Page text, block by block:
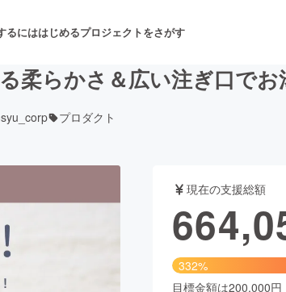
るにははじめるプロジェクトをさがす
舞台・パフォーマンス
柔らかさ＆広い注ぎ口でお
プロダクト
現在の支援総額
332%
目標金額は200,000円